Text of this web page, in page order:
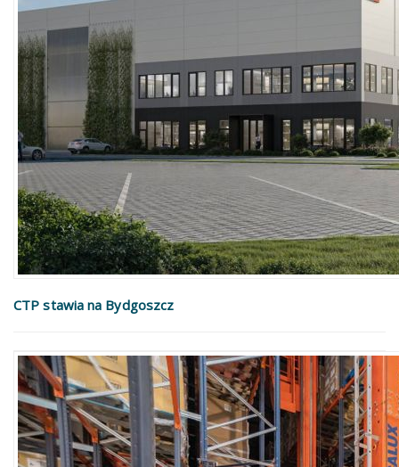
CTP stawia na Bydgoszcz